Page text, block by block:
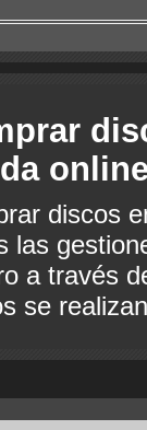
discos
las
a través
se